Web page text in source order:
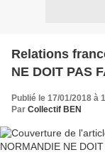
Relations
NE DOIT PAS
Publié le 17/01/2018 à
Par Collectif BEN